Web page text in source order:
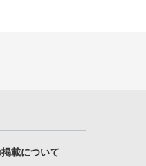
載について